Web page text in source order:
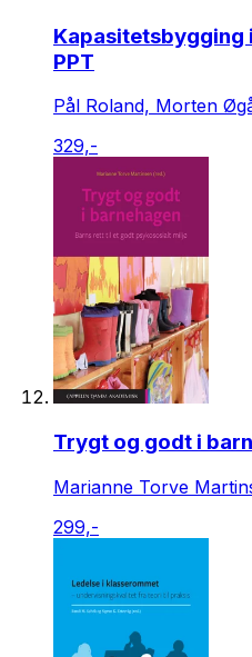
Kapasitetsbygging
PPT
Pål Roland, Morten
329,-
Trygt og godt i
Marianne Torve
299,-